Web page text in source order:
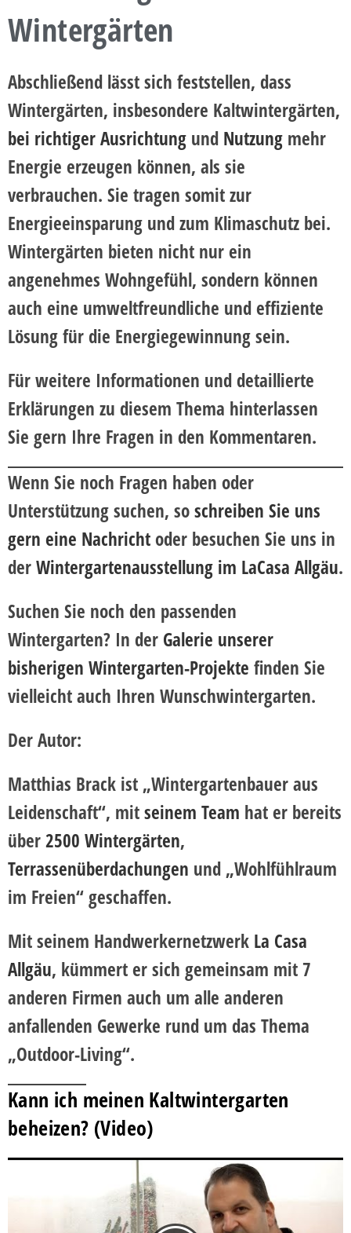
Wintergärten
Abschließend lässt sich feststellen, dass
Wintergärten, insbesondere Kaltwintergärten,
bei richtiger Ausrichtung und Nutzung mehr
Energie erzeugen können, als sie
verbrauchen. Sie tragen somit zur
Energieeinsparung und zum Klimaschutz bei.
Wintergärten bieten nicht nur ein
angenehmes Wohngefühl, sondern können
auch eine umweltfreundliche und effiziente
Lösung für die Energiegewinnung sein.
Für weitere Informationen und detaillierte
Erklärungen zu diesem Thema hinterlassen
Sie gern Ihre Fragen in den Kommentaren.
Wenn Sie noch Fragen haben oder
Unterstützung suchen, soschreiben Sie uns
gern eine Nachrichtoder besuchen Sie uns in
derWintergartenausstellung im LaCasa Allgäu.
Suchen Sie noch den passenden
Wintergarten? In der Galerie unserer
bisherigen Wintergarten-Projekte finden Sie
vielleicht auch Ihren Wunschwintergarten.
Der Autor:
Matthias Brack ist „Wintergartenbauer aus
Leidenschaft“, mitseinem Team hat er bereits
über2500 Wintergärten,
Terrassenüberdachungen und „Wohlfühlraum
im Freien“ geschaffen.
Mit seinem Handwerkernetzwerk La Casa
Allgäu, kümmert er sich gemeinsam mit 7
anderen Firmen auch um alle anderen
anfallenden Gewerke rund um das Thema
„Outdoor-Living“.
Kann ich meinen Kaltwintergarten
beheizen? (Video)